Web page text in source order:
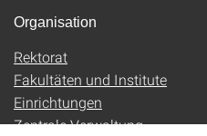
Organisation
Rektorat
Fakultäten und Institute
Einrichtungen
Zentrale Verwaltung